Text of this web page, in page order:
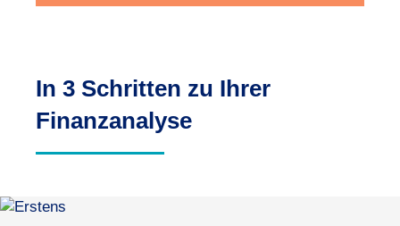
In 3 Schritten zu Ihrer
Finanzanalyse